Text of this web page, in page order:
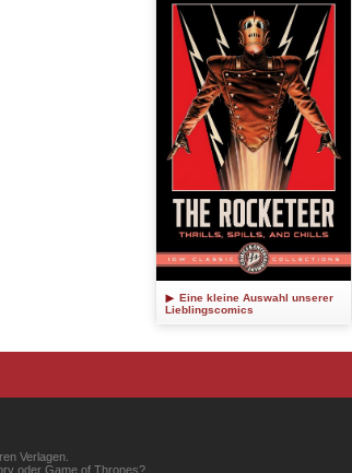
Eine kleine Auswahl unserer
Lieblingscomics
Verlagen.
oder Game of Thrones?